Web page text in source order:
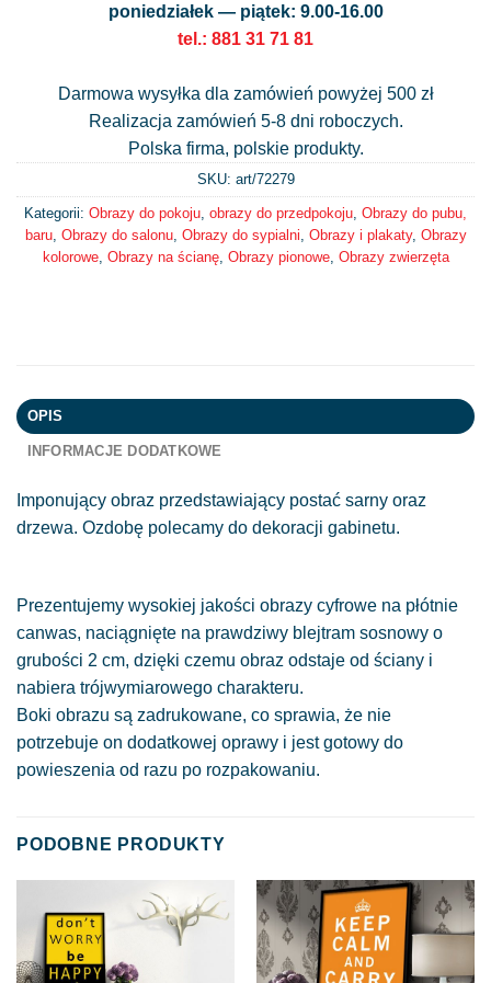
poniedziałek — piątek: 9.00-16.00
tel.: 881 31 71 81
Darmowa wysyłka dla zamówień powyżej 500 zł
Realizacja zamówień 5-8 dni roboczych.
Polska firma, polskie produkty.
SKU: art/72279
Kategorii: Obrazy do pokoju obrazy do przedpokoju Obrazy do pubu,
baru, Obrazy do salonu, Obrazy do sypialni Obrazy i plakaty, Obrazy
kolorowe, Obrazy na ścianę, Obrazy pionowe, Obrazy zwierzęta
OPIS
INFORMACJE DODATKOWE
Imponujący obraz przedstawiający postać sarny oraz
drzewa. Ozdobę polecamy do dekoracji gabinetu.
Prezentujemy wysokiej jakości obrazy cyfrowe na płótnie
canwas, naciągnięte na prawdziwy blejtram sosnowy o
grubości 2 cm, dzięki czemu obraz odstaje od ściany i
nabiera trójwymiarowego charakteru.
Boki obrazu są zadrukowane, co sprawia, że nie
potrzebuje on dodatkowej oprawy i jest gotowy do
powieszenia od razu po rozpakowaniu.
PODOBNE PRODUKTY